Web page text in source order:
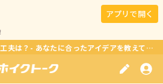
アプリで開く
健康法や運動方法、食生活の工夫は？- あなたに合ったアイデアを教えてください！